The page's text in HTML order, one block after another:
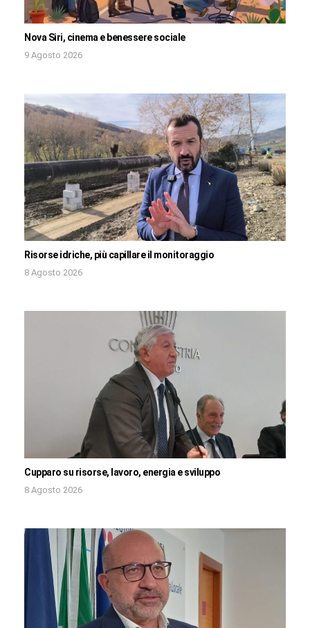
Nova Siri, cinema e benessere sociale
9 Agosto 2026
Risorse idriche, più capillare il monitoraggio
8 Agosto 2026
Cupparo su risorse, lavoro, energia e sviluppo
8 Agosto 2026